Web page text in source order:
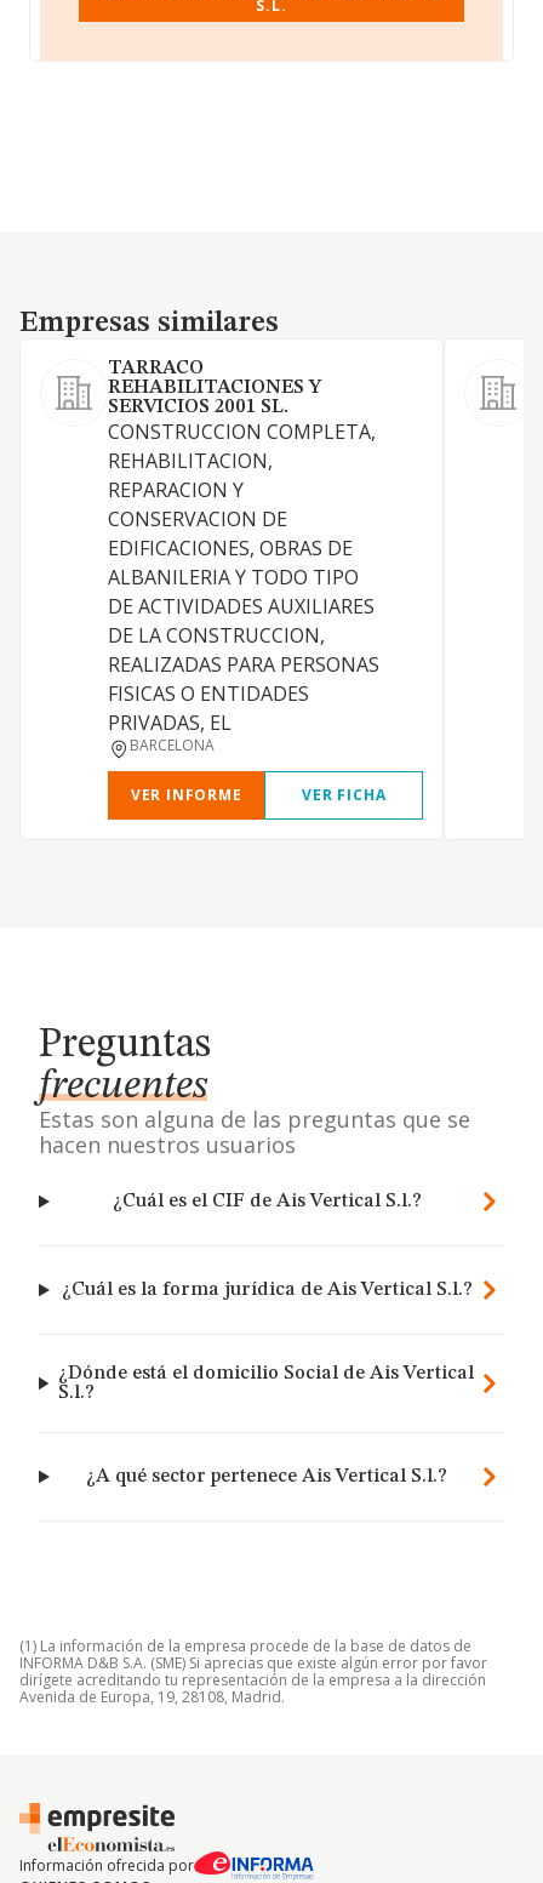
S.L.
Empresas similares
Empresas similares
TARRACO
REHABILITACIONES Y
SERVICIOS 2001 SL.
CONSTRUCCION COMPLETA,
REHABILITACION,
REPARACION Y
CONSERVACION DE
EDIFICACIONES, OBRAS DE
ALBANILERIA Y TODO TIPO
DE ACTIVIDADES AUXILIARES
DE LA CONSTRUCCION,
REALIZADAS PARA PERSONAS
FISICAS O ENTIDADES
PRIVADAS, EL
BARCELONA
VER INFORME VER FICHA
Preguntas
frecuentes
Estas son alguna de las preguntas que se
hacen nuestros usuarios
¿Cuál es el CIF de Ais Vertical S.l.?
¿Cuál es la forma jurídica de Ais Vertical S.l.?
¿Dónde está el domicilio Social de Ais Vertical
S.l.?
¿A qué sector pertenece Ais Vertical S.l.?
(1) La información de la empresa procede de la base de datos de
INFORMA D&B S.A. (SME) Si aprecias que existe algún error por favor
dirígete acreditando tu representación de la empresa a la dirección
Avenida de Europa, 19, 28108, Madrid.
Información ofrecida por